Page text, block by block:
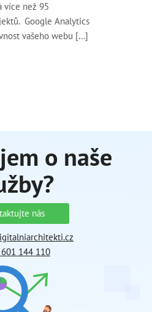
více než 95
Google Analytics
vašeho webu […]
o naše
nás
144 110